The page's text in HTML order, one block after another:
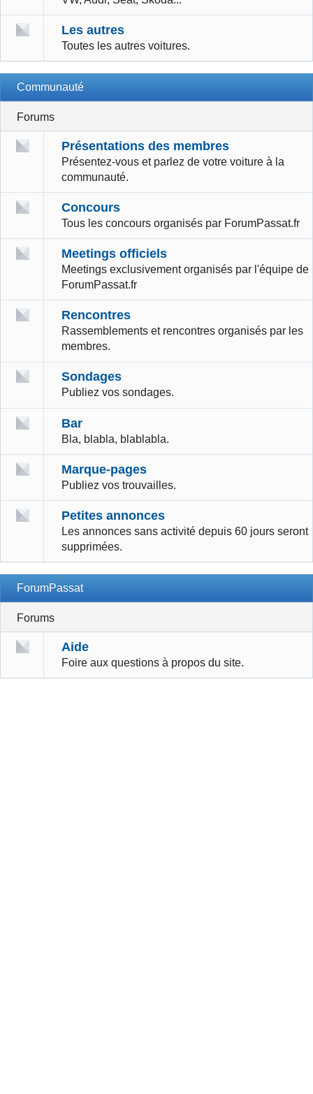
Les autres
Toutes les autres voitures.
Communauté
Forums
Présentations des membres
Présentez-vous et parlez de votre voiture à la
communauté.
Concours
Tous les concours organisés par ForumPassat.fr
Meetings officiels
Meetings exclusivement organisés par l'équipe de
ForumPassat.fr
Rencontres
Rassemblements et rencontres organisés par les
membres.
Sondages
Publiez vos sondages.
Bar
Bla, blabla, blablabla.
Marque-pages
Publiez vos trouvailles.
Petites annonces
Les annonces sans activité depuis 60 jours seront
supprimées.
ForumPassat
Forums
Aide
Foire aux questions à propos du site.